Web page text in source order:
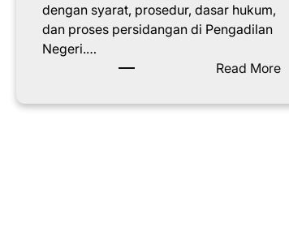
dengan syarat, prosedur, dasar hukum,
dan proses persidangan di Pengadilan
Negeri.…
Read More:
a